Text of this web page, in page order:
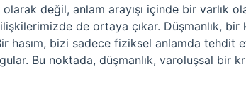
değil, anlam arayışı içinde bir varlık
ilişkilerimizde de ortaya çıkar. Düşmanlık, bir
hasım, bizi sadece fiziksel anlamda tehdit
Bu noktada, düşmanlık, varoluşsal bir